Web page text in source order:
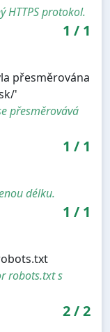
HTTPS protokol.
1 / 1
přesměrována
'
přesměrovává
1 / 1
délku.
1 / 1
robots.txt s
2/2